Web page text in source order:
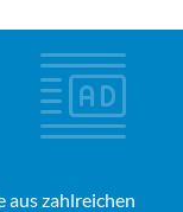
aus zahlreichen